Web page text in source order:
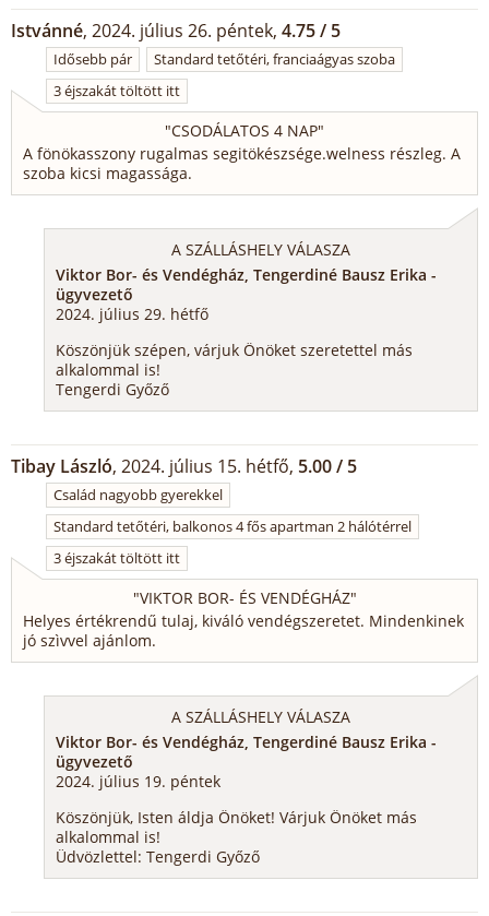
Istvánné, 2024. július 26. péntek, 4.75 / 5
Idősebb pár
Standard tetőtéri, franciaágyas szoba
3 éjszakát töltött itt
"CSODÁLATOS 4 NAP"
A fönökasszony rugalmas segitökészsége.welness részleg. A
szoba kicsi magassága.
A SZÁLLÁSHELY VÁLASZA
Viktor Bor- és Vendégház, Tengerdiné Bausz Erika -
ügyvezető
2024. július 29. hétfő
Köszönjük szépen, várjuk Önöket szeretettel más
alkalommal is!
Tengerdi Győző
Tibay László, 2024. július 15. hétfő, 5.00 / 5
Család nagyobb gyerekkel
Standard tetőtéri, balkonos 4 fős apartman 2 hálótérrel
3 éjszakát töltött itt
"VIKTOR BOR- ÉS VENDÉGHÁZ"
Helyes értékrendű tulaj, kiváló vendégszeretet. Mindenkinek
jó szìvvel ajánlom.
A SZÁLLÁSHELY VÁLASZA
Viktor Bor- és Vendégház, Tengerdiné Bausz Erika -
ügyvezető
2024. július 19. péntek
Köszönjük, Isten áldja Önöket! Várjuk Önöket más
alkalommal is!
Üdvözlettel: Tengerdi Győző